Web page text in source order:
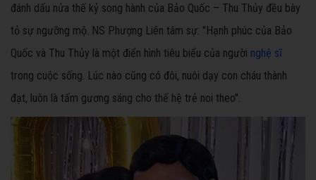
đánh dấu nửa thế kỷ song hành của Bảo Quốc – Thu Thủy đều bày
tỏ sự ngưỡng mộ. NS Phượng Liên tâm sự: "Hạnh phúc của Bảo
Quốc và Thu Thủy là một điển hình tiêu biểu của người nghệ sĩ
trong cuộc sống. Lúc nào cũng có đôi, nuôi dạy con cháu thành
đạt, luôn là tấm gương sáng cho thế hệ trẻ noi theo".